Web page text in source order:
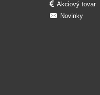
Akciový tovar
Novinky